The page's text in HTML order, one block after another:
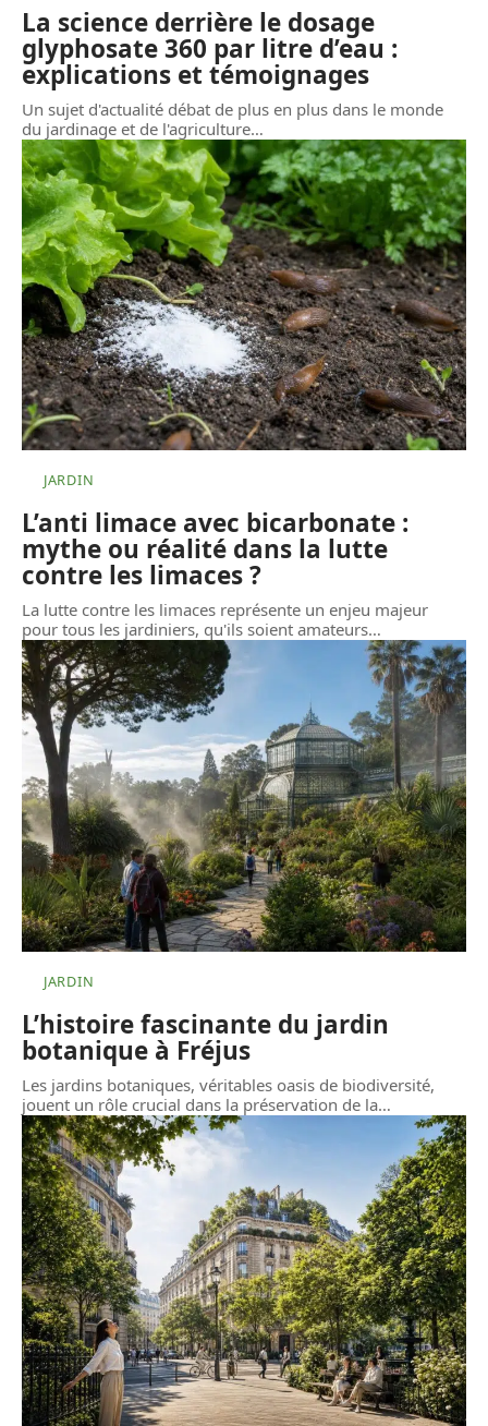
La science derrière le dosage
glyphosate 360 par litre d’eau :
explications et témoignages
Un sujet d'actualité débat de plus en plus dans le monde
du jardinage et de l'agriculture…
JARDIN
L’anti limace avec bicarbonate :
mythe ou réalité dans la lutte
contre les limaces ?
La lutte contre les limaces représente un enjeu majeur
pour tous les jardiniers, qu'ils soient amateurs…
JARDIN
L’histoire fascinante du jardin
botanique à Fréjus
Les jardins botaniques, véritables oasis de biodiversité,
jouent un rôle crucial dans la préservation de la…